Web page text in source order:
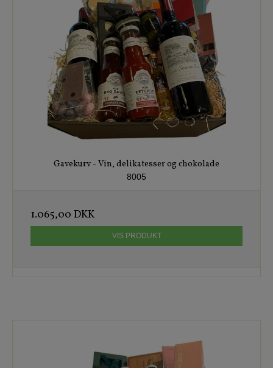
Gavekurv - Vin, delikatesser og chokolade
8005
1.065,00 DKK
VIS PRODUKT